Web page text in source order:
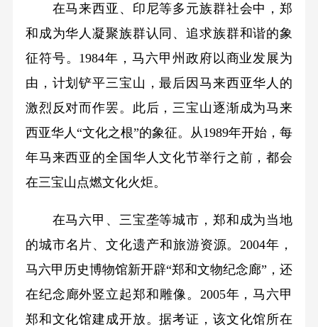
在马来西亚、印尼等多元族群社会中，郑
和成为华人凝聚族群认同、追求族群和谐的象
征符号。1984年，马六甲州政府以商业发展为
由，计划铲平三宝山，最后因马来西亚华人的
激烈反对而作罢。此后，三宝山逐渐成为马来
西亚华人“文化之根”的象征。从1989年开始，每
年马来西亚的全国华人文化节举行之前，都会
在三宝山点燃文化火炬。
在马六甲、三宝垄等城市，郑和成为当地
的城市名片、文化遗产和旅游资源。2004年，
马六甲历史博物馆新开辟“郑和文物纪念廊”，还
在纪念廊外竖立起郑和雕像。2005年，马六甲
郑和文化馆建成开放。据考证，该文化馆所在